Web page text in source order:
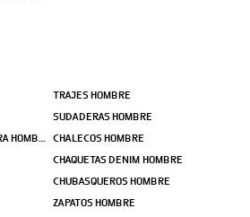
TRAJES HOMBRE
SUDADERAS HOMBRE
CHALECOS HOMBRE
CHAQUETAS DENIM HOMBRE
CHUBASQUEROS HOMBRE
ZAPATOS HOMBRE